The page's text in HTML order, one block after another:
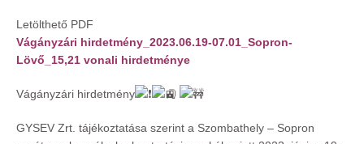
Letölthető PDF
Vágányzári hirdetmény_2023.06.19-07.01_Sopron-
Lövő_15,21 vonali hirdetménye
Vágányzári hirdetmény
GYSEV Zrt. tájékoztatása szerint a Szombathely – Sopron